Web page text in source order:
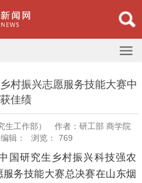
村振兴志愿服务技能大赛中
佳绩
工作部）
作者：研工部 商学院
编辑： 浏览： 769
国研究生乡村振兴科技强农
务技能大赛总决赛在山东烟